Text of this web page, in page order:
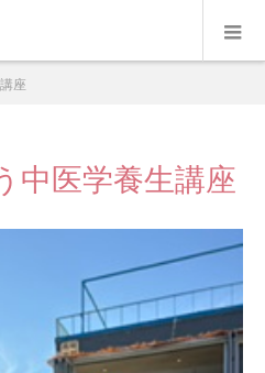
座
中医学養生講座